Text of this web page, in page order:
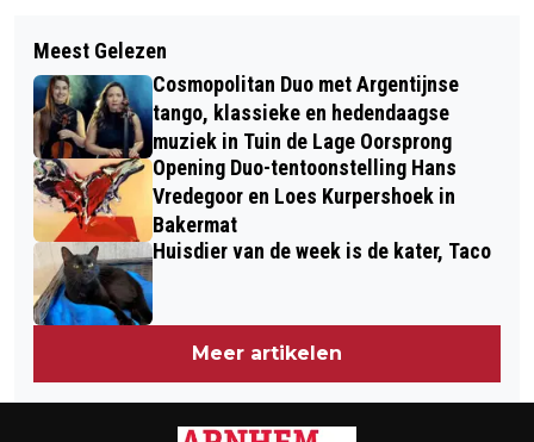
AIRBORNE MUSEUM ONTVING 107.500
BEZOEKERS IN 2022
RIJNSTATE EN HAN LEGGEN NIEUWE
SAMENWERKING VAST IN
OVEREENKOMST
Meest Gelezen
Cosmopolitan Duo met Argentijnse
tango, klassieke en hedendaagse
muziek in Tuin de Lage Oorsprong
Opening Duo-tentoonstelling Hans
Vredegoor en Loes Kurpershoek in
Bakermat
Huisdier van de week is de kater, Taco
Meer artikelen